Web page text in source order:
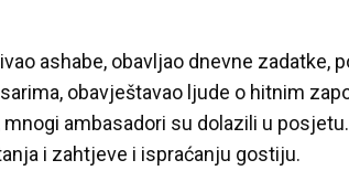
ashabe, obavljao dnevne zadatke,
obavještavao ljude o hitnim
ambasadori su dolazili u
i zahtjeve i ispraćanju gostiju.